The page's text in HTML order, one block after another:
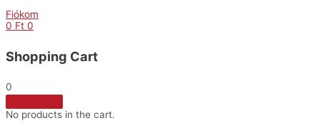
Fiókom
0 Ft 0
Shopping Cart
0
No products in the cart.